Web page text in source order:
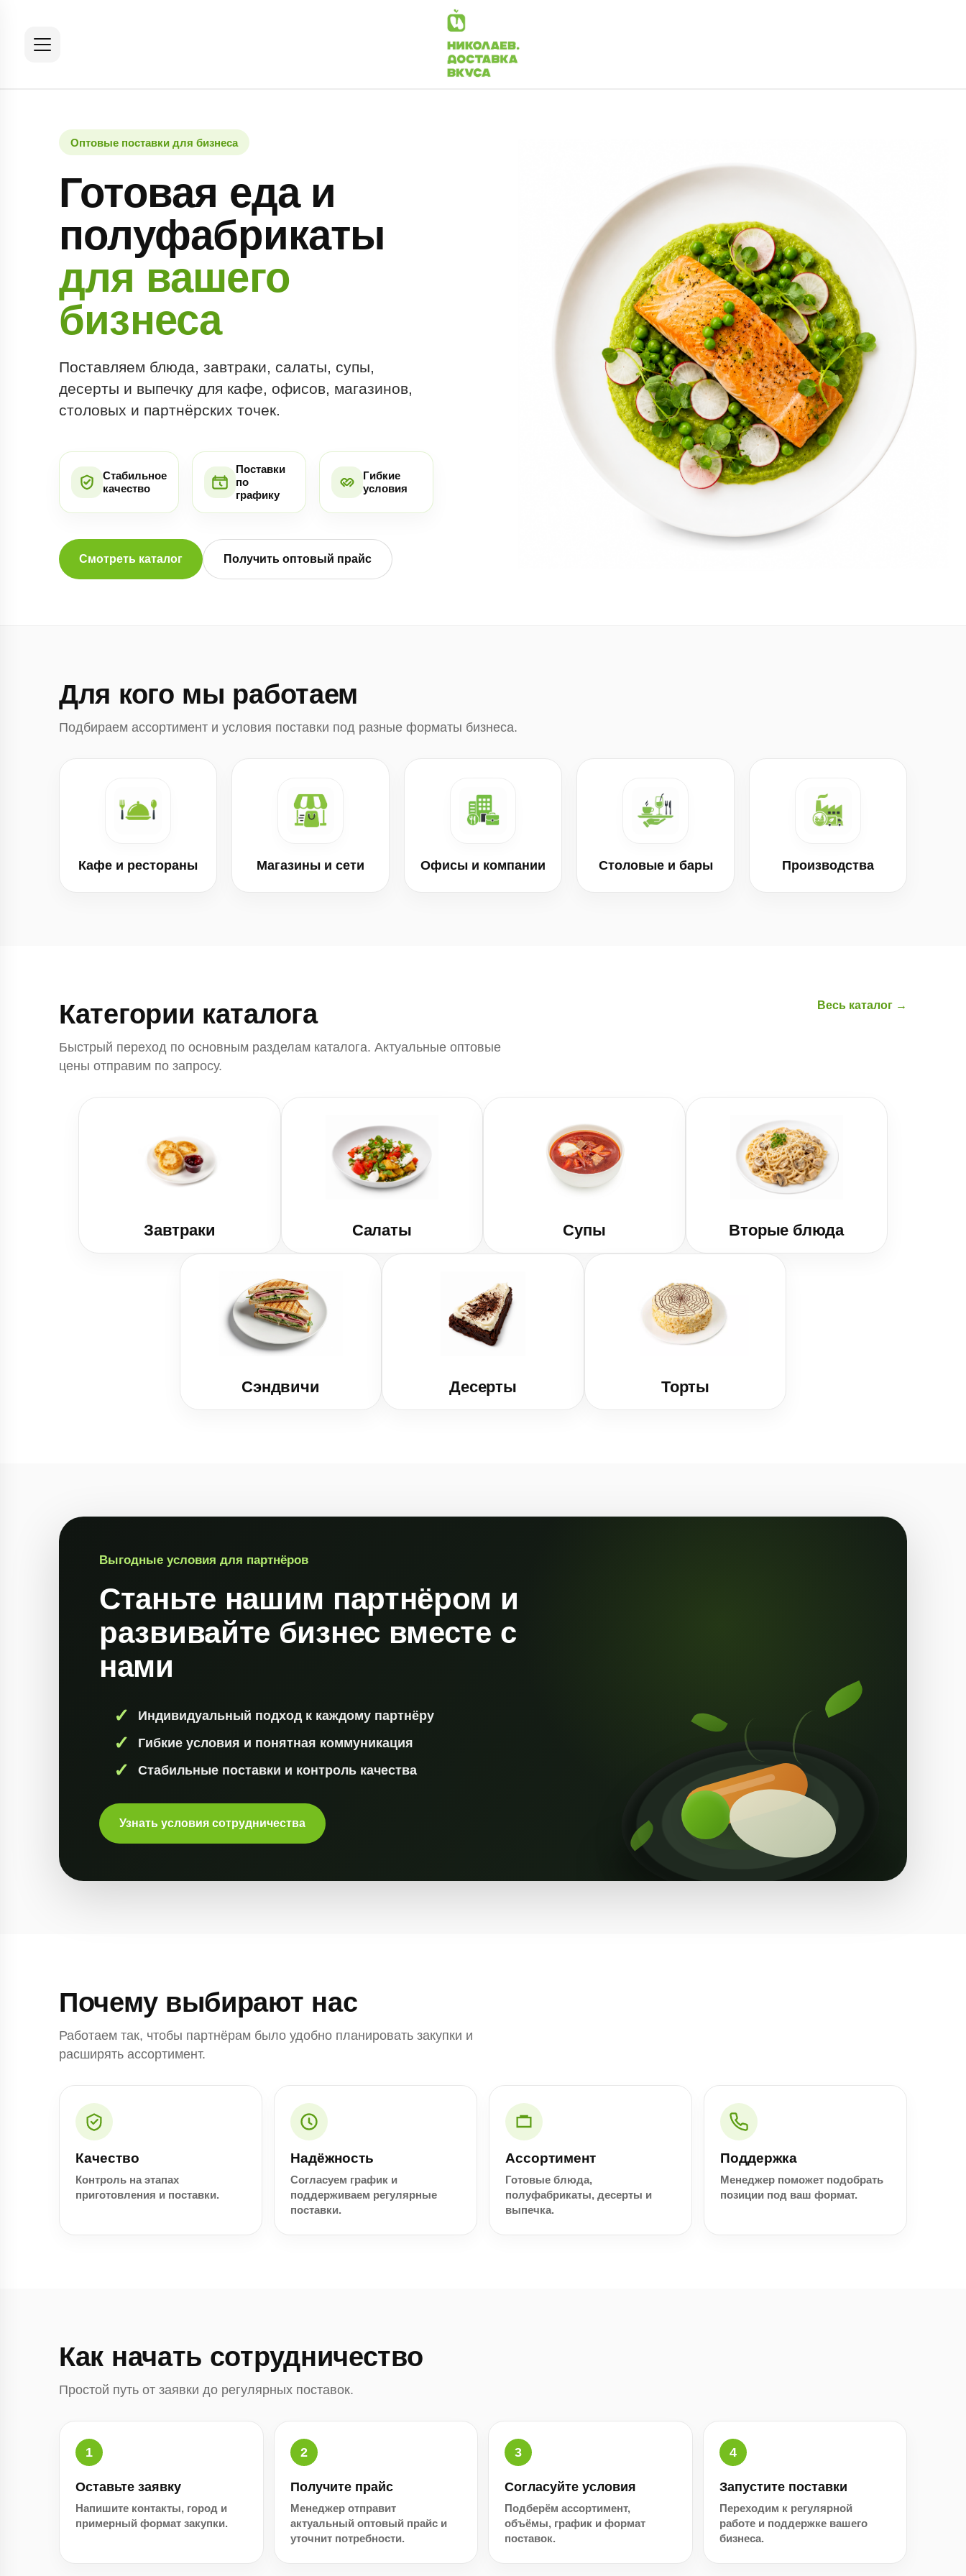
Оптовые поставки для бизнеса
Готовая еда и
полуфабрикаты
для вашего
бизнеса
Поставляем блюда, завтраки, салаты, супы,
десерты и выпечку для кафе, офисов, магазинов,
столовых и партнёрских точек.
Стабильное
качество
Поставки
по
графику
Гибкие
условия
Смотреть каталог Получить оптовый прайс
Для кого мы работаем
Подбираем ассортимент и условия поставки под разные форматы бизнеса.
Кафе и рестораны Магазины и сети Офисы и компании Столовые и бары Производства
Категории каталога
Быстрый переход по основным разделам каталога. Актуальные оптовые
цены отправим по запросу.
Весь каталог →
Завтраки Салаты Супы Вторые блюда
Сэндвичи Десерты Торты
Выгодные условия для партнёров
Станьте нашим партнёром и
развивайте бизнес вместе с
нами
Индивидуальный подход к каждому партнёру
Гибкие условия и понятная коммуникация
Стабильные поставки и контроль качества
Узнать условия сотрудничества
Почему выбирают нас
Работаем так, чтобы партнёрам было удобно планировать закупки и
расширять ассортимент.
Качество
Контроль на этапах
приготовления и поставки.
Надёжность
Согласуем график и
поддерживаем регулярные
поставки.
Ассортимент
Готовые блюда,
полуфабрикаты, десерты и
выпечка.
Поддержка
Менеджер поможет подобрать
позиции под ваш формат.
Как начать сотрудничество
Простой путь от заявки до регулярных поставок.
Оставьте заявку
Напишите контакты, город и
примерный формат закупки.
Получите прайс
Менеджер отправит
актуальный оптовый прайс и
уточнит потребности.
Согласуйте условия
Подберём ассортимент,
объёмы, график и формат
поставок.
Запустите поставки
Переходим к регулярной
работе и поддержке вашего
бизнеса.